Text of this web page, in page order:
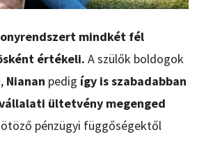
mindkét fél
értékeli. A szülők boldogok
Nianan pedig így is szabadabban
ültetvény megenged
pénzügyi függőségektől